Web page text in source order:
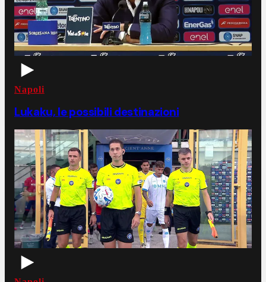
Napoli
Lukaku, le possibili destinazioni